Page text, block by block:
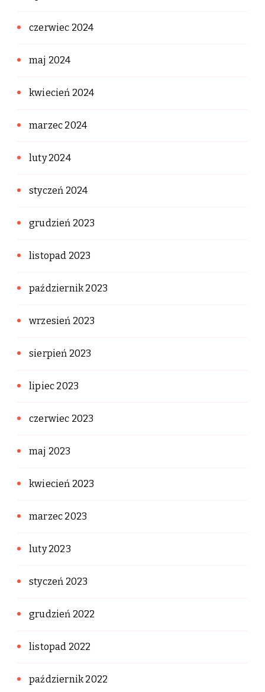
czerwiec 2024
maj 2024
kwiecień 2024
marzec 2024
luty 2024
styczeń 2024
grudzień 2023
listopad 2023
październik 2023
wrzesień 2023
sierpień 2023
lipiec 2023
czerwiec 2023
maj 2023
kwiecień 2023
marzec 2023
luty 2023
styczeń 2023
grudzień 2022
listopad 2022
październik 2022